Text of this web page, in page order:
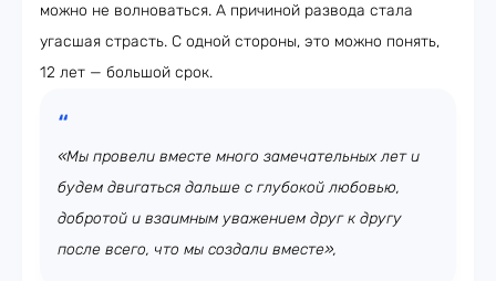
можно не волноваться. А причиной развода стала
угасшая страсть. С одной стороны, это можно понять,
12 лет — большой срок.
«Мы провели вместе много замечательных лет и
будем двигаться дальше с глубокой любовью,
добротой и взаимным уважением друг к другу
после всего, что мы создали вместе»,